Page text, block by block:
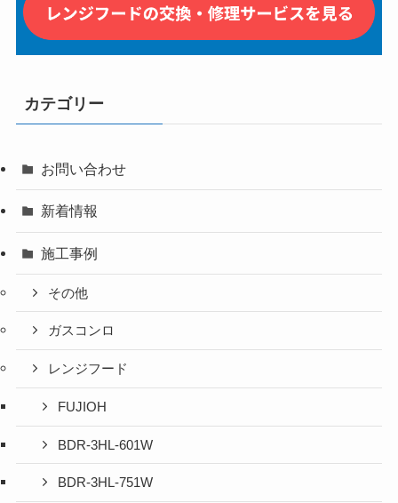
カテゴリー
お問い合わせ
新着情報
施工事例
その他
ガスコンロ
レンジフード
FUJIOH
BDR-3HL-601W
BDR-3HL-751W